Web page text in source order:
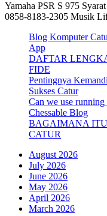
Yamaha PSR S 975
0858-8183-2305 Musik
Blog Komputer
App
DAFTAR
FIDE
Pentingnya
Sukses Catur
Can we use running
Chessable Blog
BAGAIMANA
CATUR
August 2026
July 2026
June 2026
May 2026
April 2026
March 2026